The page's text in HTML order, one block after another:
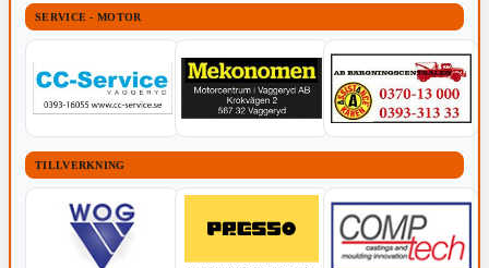
SERVICE - MOTOR
TILLVERKNING